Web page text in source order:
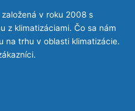
v roku 2008 s
z klimatizáciami. Čo sa nám
na trhu v oblasti klimatizácie.